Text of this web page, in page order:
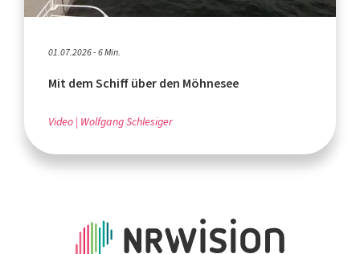
01.07.2026 - 6 Min.
Mit dem Schiff über den Möhnesee
Video Wolfgang Schlesiger